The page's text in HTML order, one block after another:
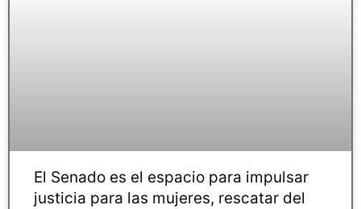
El Senado es el espacio para impulsar
justicia para las mujeres, rescatar del